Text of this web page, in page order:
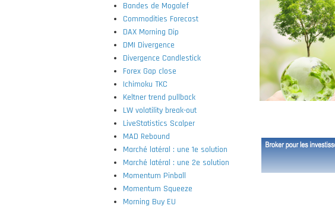
Bandes de Mogalef
Commodities Forecast
DAX Morning Dip
DMI Divergence
Divergence Candlestick
Forex Gap close
Ichimoku TKC
Keltner trend pullback
LW volatility break-out
LiveStatistics Scalper
MAD Rebound
Marché latéral : une 1e solution
Marché latéral : une 2e solution
Momentum Pinball
Momentum Squeeze
Morning Buy EU